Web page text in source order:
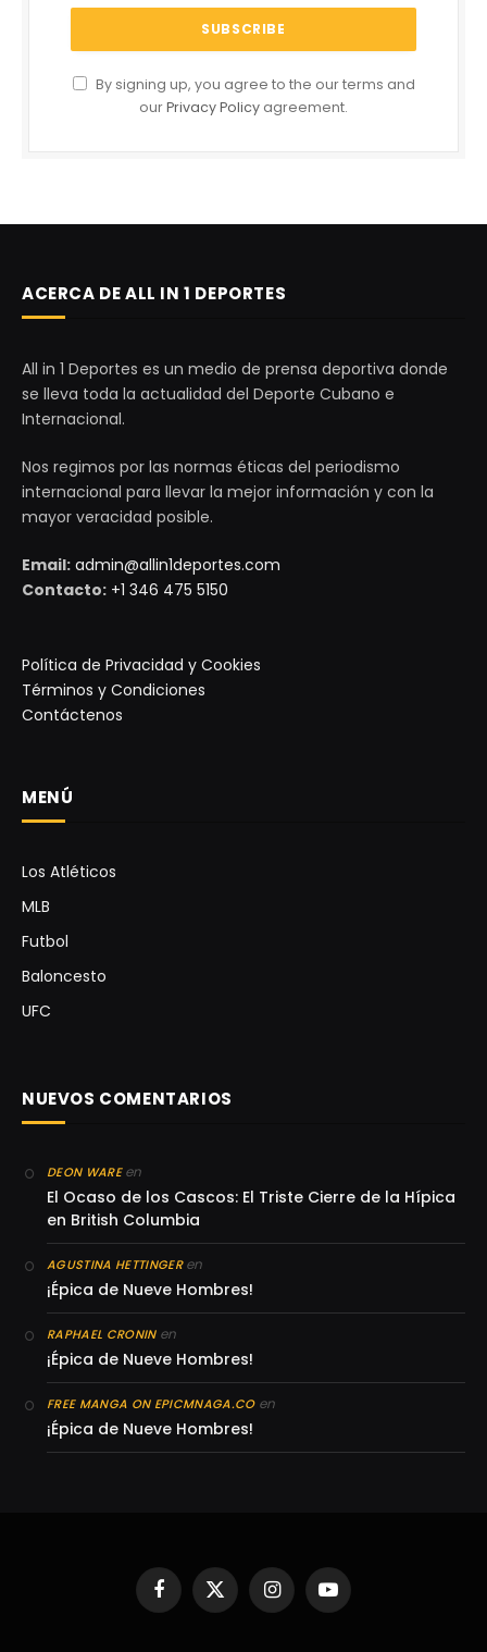
By signing up, you agree to the our terms and
ourPrivacy Policy agreement.
ACERCA DE ALL IN 1 DEPORTES
All in 1 Deportes es un medio de prensa deportiva donde
se lleva toda la actualidad del Deporte Cubano e
Internacional.
Nos regimos por las normas éticas del periodismo
internacional para llevar la mejor información y con la
mayor veracidad posible.
Email: admin@allin1deportes.com
Contacto: +1 346 475 5150
Política de Privacidad y Cookies
Términos y Condiciones
Contáctenos
MENÚ
Los Atléticos
MLB
Futbol
Baloncesto
UFC
NUEVOS COMENTARIOS
DEON WAREen
El Ocaso de los Cascos: El Triste Cierre de la Hípica
en British Columbia
AGUSTINA HETTINGERen
¡Épica de Nueve Hombres!
RAPHAEL CRONINen
¡Épica de Nueve Hombres!
FREE MANGA ON EPICMNAGA.COen
¡Épica de Nueve Hombres!
Facebook
X
(Twitter)
InstagramYouTube